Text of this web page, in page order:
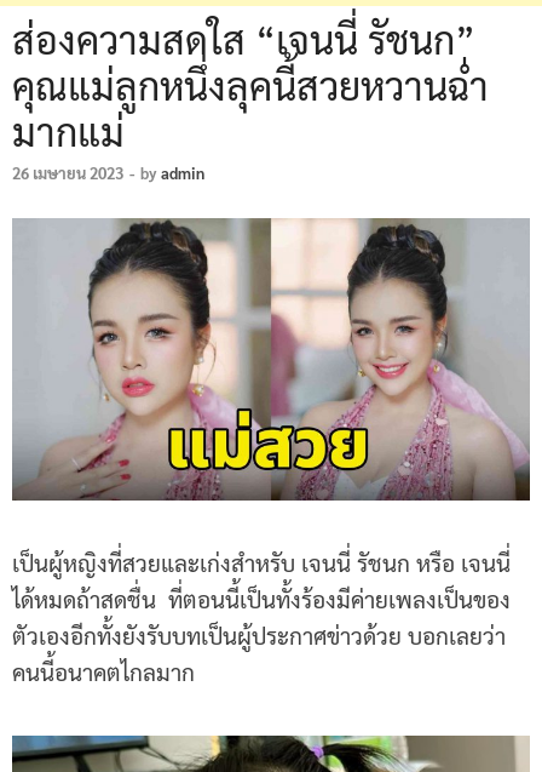
ส่องความสดใส “เจนนี่ รัชนก”
คุณแม่ลูกหนึ่งลุคนี้สวยหวานฉ่ำ
มากแม่
26 เมษายน 2023 - byadmin
เป็นผู้หญิงที่สวยและเก่งสำหรับ เจนนี่ รัชนก หรือ เจนนี่
ได้หมดถ้าสดชื่น ที่ตอนนี้เป็นทั้งร้องมีค่ายเพลงเป็นของ
ตัวเองอีกทั้งยังรับบทเป็นผู้ประกาศข่าวด้วย บอกเลยว่า
คนนี้อนาคตไกลมาก